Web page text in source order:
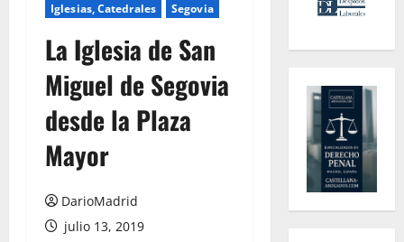
Iglesias, Catedrales Segovia
La Iglesia de San
Miguel de Segovia
desde la Plaza
Mayor
DarioMadrid
julio 13, 2019